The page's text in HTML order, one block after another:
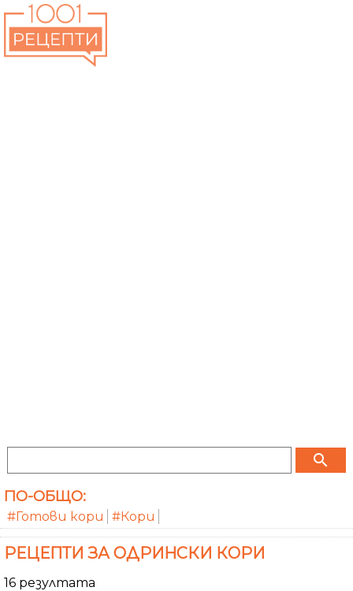
search
ПО-ОБЩО:
#Готови кори #Кори
РЕЦЕПТИ ЗА ОДРИНСКИ КОРИ
16 резултата